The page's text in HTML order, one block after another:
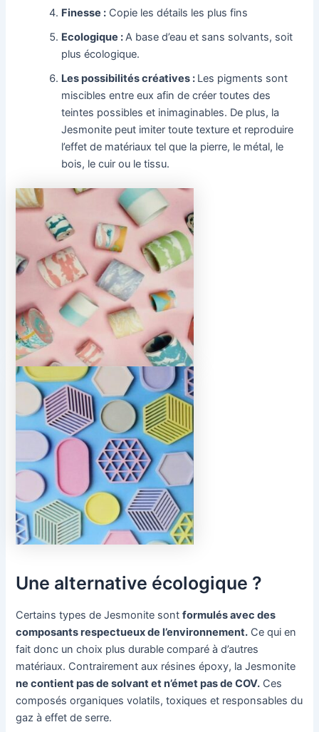
Finesse : Copie les détails les plus fins
Ecologique :A base d’eau et sans solvants, soit
plus écologique.
Les possibilités créatives : Les pigments sont
miscibles entre eux afin de créer toutes des
teintes possibles et inimaginables. De plus, la
Jesmonite peut imiter toute texture et reproduire
l’effet de matériaux tel que la pierre, le métal, le
bois, le cuir ou le tissu.
Une alternative écologique ?
Certains types de Jesmonite sontformulés avec des
composants respectueux de l’environnement. Ce qui en
fait donc un choix plus durable comparé à d’autres
matériaux. Contrairement aux résines époxy, la Jesmonite
ne contient pas de solvant et n’émet pas de COV. Ces
composés organiques volatils, toxiques et responsables du
gaz à effet de serre.